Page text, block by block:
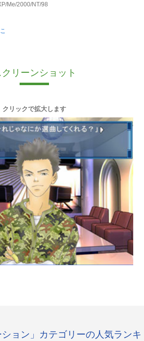
Me/2000/NT/98
クリーンショット
クリックで拡大します
ション」カテゴリーの人気ランキ